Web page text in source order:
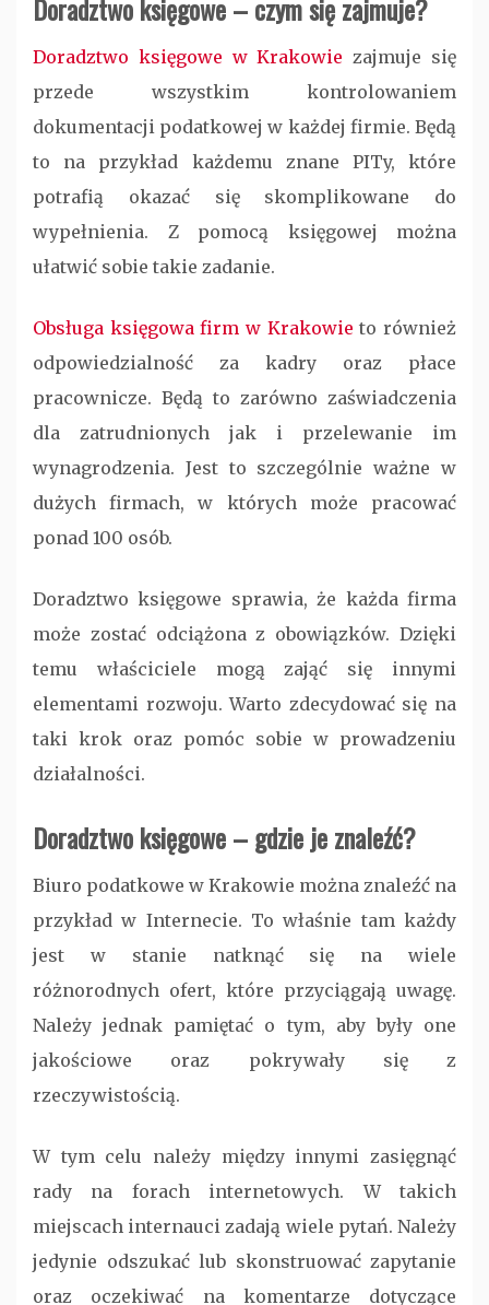
Doradztwo księgowe – czym się zajmuje?
Doradztwo księgowe w Krakowie zajmuje się
przede wszystkim kontrolowaniem
dokumentacji podatkowej w każdej firmie. Będą
to na przykład każdemu znane PITy, które
potrafią okazać się skomplikowane do
wypełnienia. Z pomocą księgowej można
ułatwić sobie takie zadanie.
Obsługa księgowa firm w Krakowie to również
odpowiedzialność za kadry oraz płace
pracownicze. Będą to zarówno zaświadczenia
dla zatrudnionych jak i przelewanie im
wynagrodzenia. Jest to szczególnie ważne w
dużych firmach, w których może pracować
ponad 100 osób.
Doradztwo księgowe sprawia, że każda firma
może zostać odciążona z obowiązków. Dzięki
temu właściciele mogą zająć się innymi
elementami rozwoju. Warto zdecydować się na
taki krok oraz pomóc sobie w prowadzeniu
działalności.
Doradztwo księgowe – gdzie je znaleźć?
Biuro podatkowe w Krakowie można znaleźć na
przykład w Internecie. To właśnie tam każdy
jest w stanie natknąć się na wiele
różnorodnych ofert, które przyciągają uwagę.
Należy jednak pamiętać o tym, aby były one
jakościowe oraz pokrywały się z
rzeczywistością.
W tym celu należy między innymi zasięgnąć
rady na forach internetowych. W takich
miejscach internauci zadają wiele pytań. Należy
jedynie odszukać lub skonstruować zapytanie
oraz oczekiwać na komentarze dotyczące